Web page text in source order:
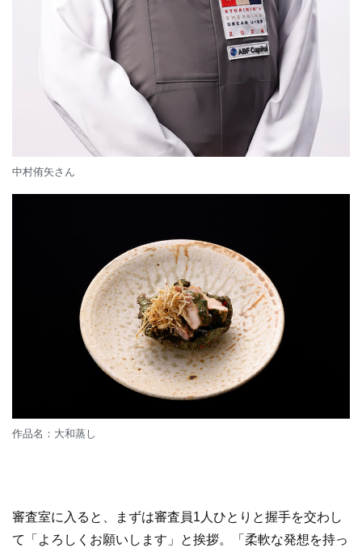
中村侑矢さん
作品名：大和蒸し
審査室に入ると、まずは審査員1人ひとりと握手を交わし
て「よろしくお願いします」と挨拶。「柔軟な発想を持っ